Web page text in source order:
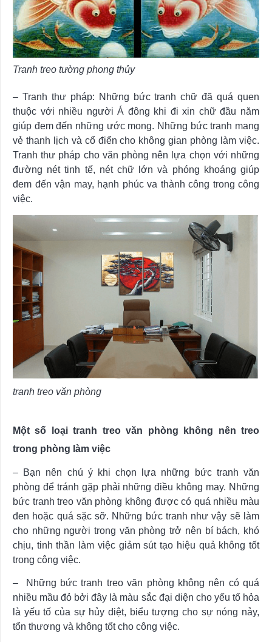
Tranh treo tường phong thủy
– Tranh thư pháp: Những bức tranh chữ đã quá quen
thuộc với nhiều người Á đông khi đi xin chữ đầu năm
giúp đem đến những ước mong. Những bức tranh mang
vẻ thanh lịch và cổ điển cho không gian phòng làm việc.
Tranh thư pháp cho văn phòng nên lựa chọn với những
đường nét tinh tế, nét chữ lớn và phóng khoáng giúp
đem đến vận may, hạnh phúc va thành công trong công
việc.
tranh treo văn phòng
Một số loại tranh treo văn phòng không nên treo
trong phòng làm việc
– Bạn nên chú ý khi chọn lựa những bức tranh văn
phòng để tránh gặp phải những điều không may. Những
bức tranh treo văn phòng không được có quá nhiều màu
đen hoặc quá sặc sỡ. Những bức tranh như vậy sẽ làm
cho những người trong văn phòng trở nên bí bách, khó
chịu, tinh thần làm việc giảm sút tạo hiệu quả không tốt
trong công việc.
– Những bức tranh treo văn phòng không nên có quá
nhiều mầu đỏ bởi đây là màu sắc đại diện cho yếu tố hỏa
là yếu tố của sự hủy diệt, biểu tượng cho sự nóng nảy,
tổn thương và không tốt cho công việc.